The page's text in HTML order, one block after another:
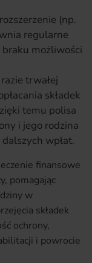
(np.
regularne
możliwości
trwałej
składek
temu polisa
i jego rodzina
wpłat.
finansowe
pomagając
w
składek
ochrony,
i powrocie